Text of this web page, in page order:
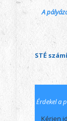
A
STÉ
Érdekel a
Kérjen